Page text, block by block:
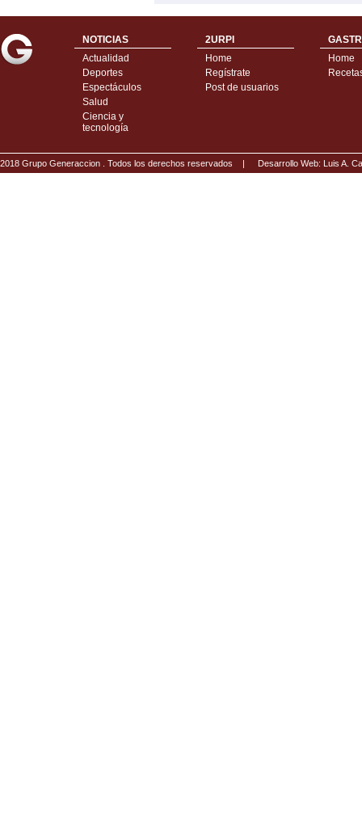
NOTICIAS
Actualidad
Deportes
Espectáculos
Salud
Ciencia y
tecnología
2URPI
Home
Regístrate
Post de usuarios
Home
2018 Grupo Generaccion . Todos los derechos reservados | Desarrollo Web: Luis